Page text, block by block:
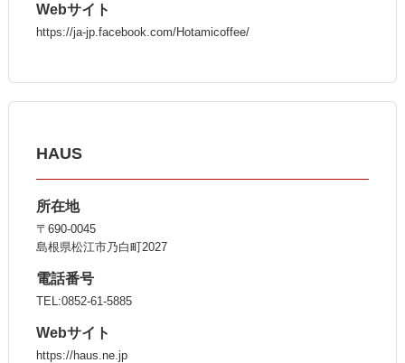
Webサイト
https://ja-jp.facebook.com/Hotamicoffee/
HAUS
所在地
〒690-0045
島根県松江市乃白町2027
電話番号
TEL:0852-61-5885
Webサイト
https://haus.ne.jp